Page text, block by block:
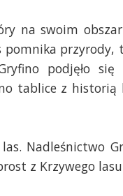
na swoim
przyrody,
podjęło się
tablice z
Nadleśnictwo
z Krzywego